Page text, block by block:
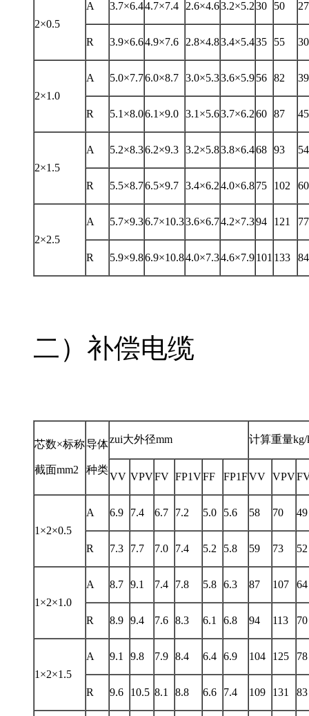
2×0.5
A 3.7×6.44.7×7.4 2.6×4.63.2×5.230 50 27
R 3.9×6.64.9×7.6 2.8×4.83.4×5.435 55 30
2×1.0
A 5.0×7.76.0×8.7 3.0×5.33.6×5.956 82 39
R 5.1×8.06.1×9.0 3.1×5.63.7×6.260 87 45
2×1.5
A 5.2×8.36.2×9.3 3.2×5.83.8×6.468 93 54
R 5.5×8.76.5×9.7 3.4×6.24.0×6.875 102 60
2×2.5
A 5.7×9.36.7×10.33.6×6.74.2×7.394 121 77
R 5.9×9.86.9×10.84.0×7.34.6×7.9101 133 84
二）补偿电缆
芯数×标称
截面mm2
导体
种类
zui大外径mm 计算重量kg/
VV VPVFV FP1VFF FP1FVV VPV
1×2×0.5
A 6.9 7.4 6.7 7.2 5.0 5.6 58 70 49
R 7.3 7.7 7.0 7.4 5.2 5.8 59 73 52
1×2×1.0
A 8.7 9.1 7.4 7.8 5.8 6.3 87 107 64
R 8.9 9.4 7.6 8.3 6.1 6.8 94 113 70
1×2×1.5
A 9.1 9.8 7.9 8.4 6.4 6.9 104 125 78
R 9.6 10.5 8.1 8.8 6.6 7.4 109 131 83